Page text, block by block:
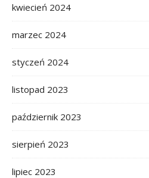
kwiecień 2024
marzec 2024
styczeń 2024
listopad 2023
październik 2023
sierpień 2023
lipiec 2023